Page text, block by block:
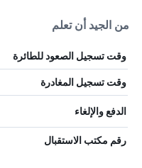
من الجيد أن تعلم
وقت تسجيل الصعود للطائرة
وقت تسجيل المغادرة
الدفع والإلغاء
رقم مكتب الاستقبال